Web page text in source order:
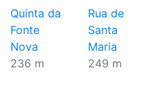
Quinta da
Fonte
Nova
236 m
Rua de
Santa
Maria
249 m